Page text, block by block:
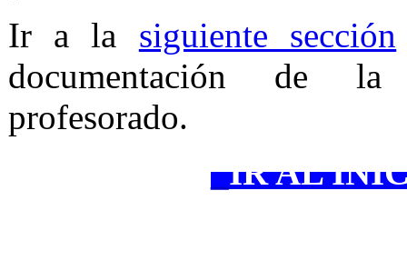
Ir a la siguiente sección
documentación de
profesorado.
_IR AL